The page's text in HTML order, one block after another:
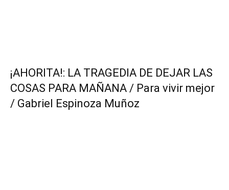
¡AHORITA!: LA TRAGEDIA DE DEJAR LAS
COSAS PARA MAÑANA / Para vivir mejor
/ Gabriel Espinoza Muñoz